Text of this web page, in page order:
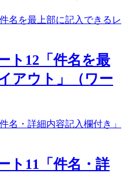
ト12「件名を最
アウト」（ワー
ト11「件名・詳